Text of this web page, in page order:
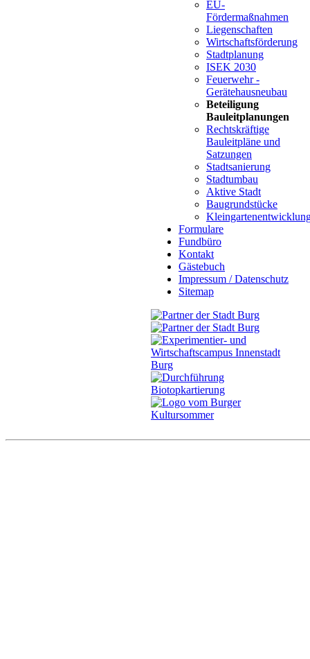
EU-
Fördermaßnahmen
Liegenschaften
Wirtschaftsförderung
Stadtplanung
ISEK 2030
Feuerwehr -
Gerätehausneubau
Beteiligung
Bauleitplanungen
Rechtskräftige
Bauleitpläne und
Satzungen
Stadtsanierung
Stadtumbau
Aktive Stadt
Baugrundstücke
Formulare
Fundbüro
Kontakt
Gästebuch
Impressum / Datenschutz
Sitemap